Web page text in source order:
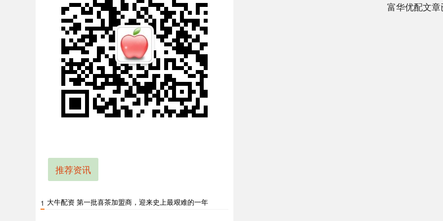
富华优配文
推荐资讯
1 大牛配资 第一批喜茶加盟商，迎来史上最艰难的一年